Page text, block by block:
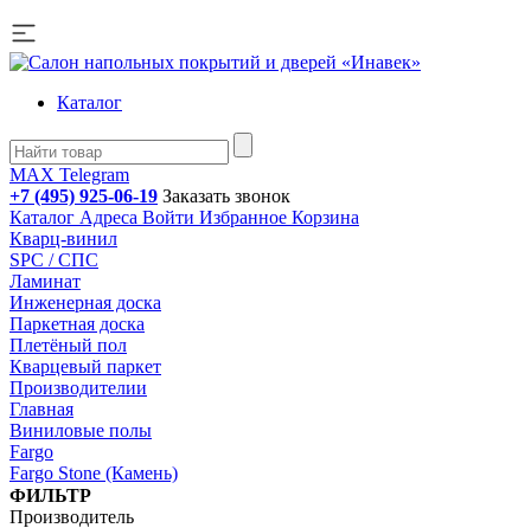
Каталог
MAX Telegram
+7 (495) 925-06-19 Заказать звонок
Каталог Адреса Войти Избранное Корзина
Кварц-винил
SPC / СПС
Ламинат
Инженерная доска
Паркетная доска
Плетёный пол
Кварцевый паркет
Производителии
Главная
Виниловые полы
Fargo
Fargo Stone (Камень)
Подбор параметров
ФИЛЬТР
Производитель